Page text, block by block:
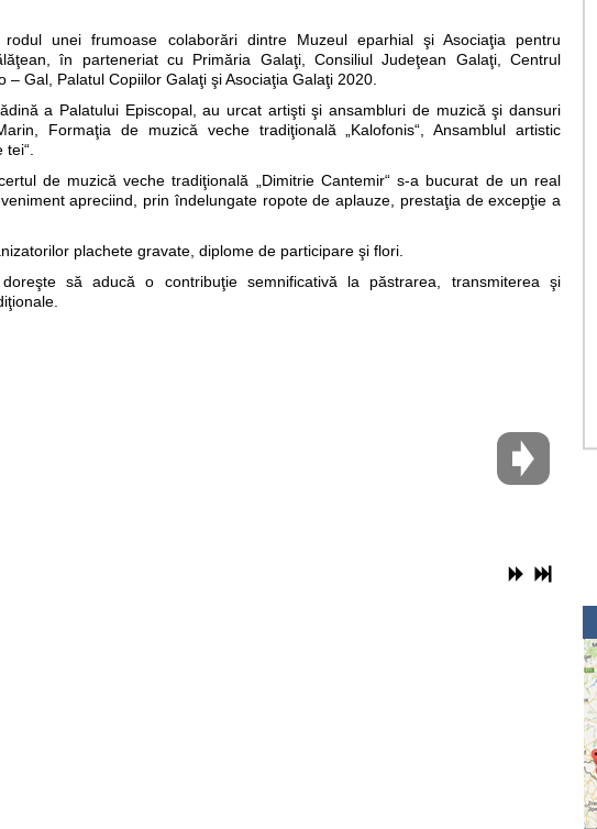
unei frumoase colaborări dintre Muzeul eparhial şi Asociaţia pentru
în parteneriat cu Primăria Galaţi, Consiliul Judeţean Galaţi, Centrul
– Gal, Palatul Copiilor Galaţi şi Asociaţia Galaţi 2020.
a Palatului Episcopal, au urcat artişti şi ansambluri de muzică şi dansuri
Formaţia de muzică veche tradiţională „Kalofonis“, Ansamblul artistic
tei“.
de muzică veche tradiţională „Dimitrie Cantemir“ s-a bucurat de un real
apreciind, prin îndelungate ropote de aplauze, prestaţia de excepţie a
plachete gravate, diplome de participare şi flori.
să aducă o contribuţie semnificativă la păstrarea, transmiterea şi